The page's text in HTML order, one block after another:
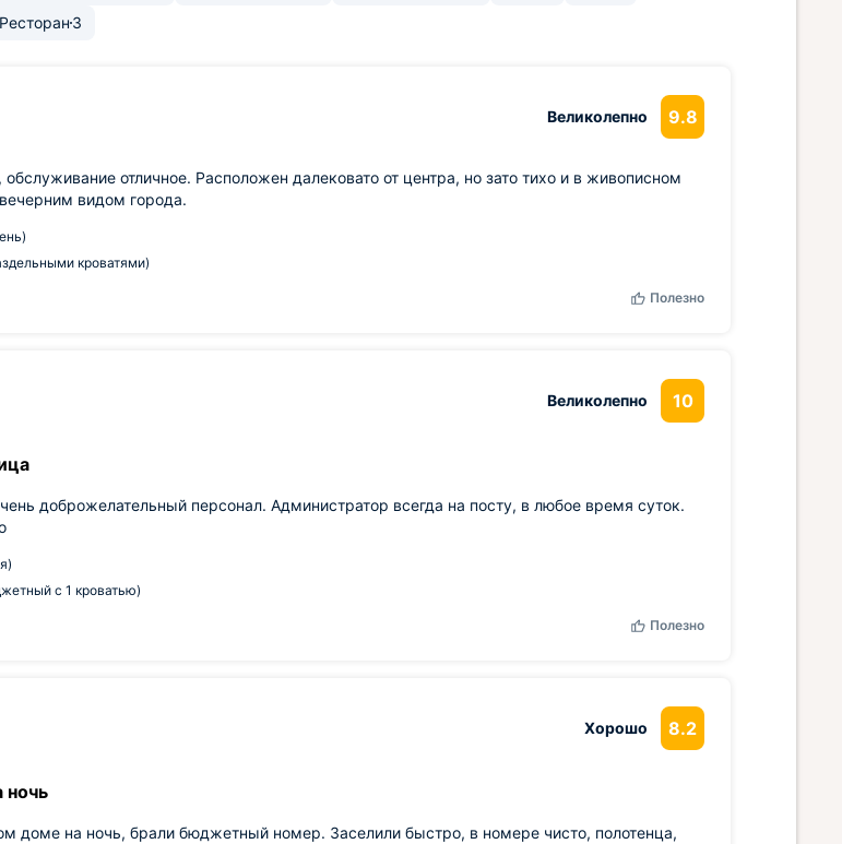
Ресторан 3
Великолепно 9.8
отличное. Расположен далековато от центра, но зато тихо и в живописном
видом города.
кроватями)
Полезно
Великолепно 10
доброжелательный персонал. Администратор всегда на посту, в любое время суток.
с 1 кроватью)
Полезно
Хорошо 8.2
ночь
доме на ночь, брали бюджетный номер. Заселили быстро, в номере чисто, полотенца,